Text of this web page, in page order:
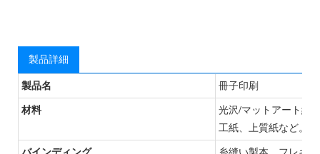
製品詳細
製品名 冊子印刷
材料
光沢/マットアート紙
工紙、上質紙など。